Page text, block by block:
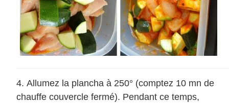
Allumez la plancha à 250° (comptez 10 mn de
chauffe couvercle fermé). Pendant ce temps,